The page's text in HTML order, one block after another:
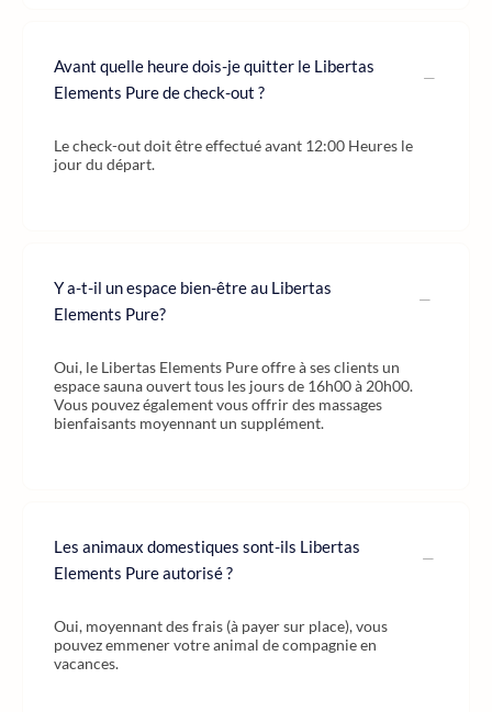
Avant quelle heure dois-je quitter le Libertas
Elements Pure de check-out ?
Le check-out doit être effectué avant 12:00 Heures le
jour du départ.
Y a-t-il un espace bien-être au Libertas
Elements Pure?
Oui, le Libertas Elements Pure offre à ses clients un
espace sauna ouvert tous les jours de 16h00 à 20h00.
Vous pouvez également vous offrir des massages
bienfaisants moyennant un supplément.
Les animaux domestiques sont-ils Libertas
Elements Pure autorisé ?
Oui, moyennant des frais (à payer sur place), vous
pouvez emmener votre animal de compagnie en
vacances.